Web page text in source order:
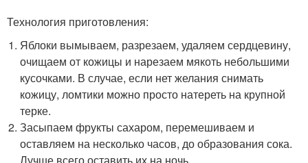
Технология приготовления:
Яблоки вымываем, разрезаем, удаляем сердцевину,
очищаем от кожицы и нарезаем мякоть небольшими
кусочками. В случае, если нет желания снимать
кожицу, ломтики можно просто натереть на крупной
терке.
Засыпаем фрукты сахаром, перемешиваем и
оставляем на несколько часов, до образования сока.